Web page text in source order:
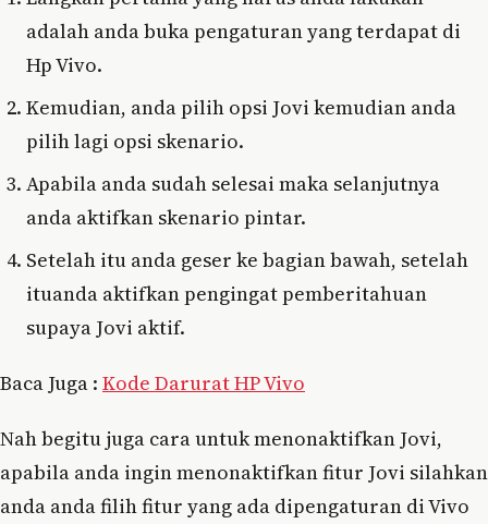
adalah anda buka pengaturan yang terdapat di
Hp Vivo.
Kemudian, anda pilih opsi Jovi kemudian anda
pilih lagi opsi skenario.
Apabila anda sudah selesai maka selanjutnya
anda aktifkan skenario pintar.
Setelah itu anda geser ke bagian bawah, setelah
ituanda aktifkan pengingat pemberitahuan
supaya Jovi aktif.
Baca Juga : Kode Darurat HP Vivo
Nah begitu juga cara untuk menonaktifkan Jovi,
apabila anda ingin menonaktifkan fitur Jovi silahkan
anda anda filih fitur yang ada dipengaturan di Vivo